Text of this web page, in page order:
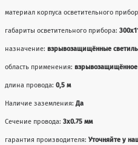
материал корпуса осветительного
габариты осветительного прибора:
назначение:взрывозащищённые
область применения:
длина провода:0,5 м
Наличие заземления:Да
Сечение провода:3х0.75 мм
гарантия производителя:Уточняйте у